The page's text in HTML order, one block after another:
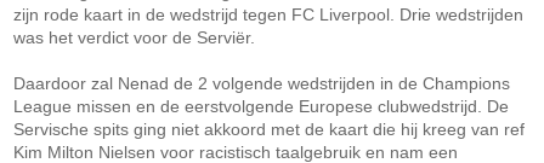
zijn rode kaart in de wedstrijd tegen FC Liverpool. Drie wedstrijden
was het verdict voor de Serviër.
Daardoor zal Nenad de 2 volgende wedstrijden in de Champions
League missen en de eerstvolgende Europese clubwedstrijd. De
Servische spits ging niet akkoord met de kaart die hij kreeg van ref
Kim Milton Nielsen voor racistisch taalgebruik en nam een